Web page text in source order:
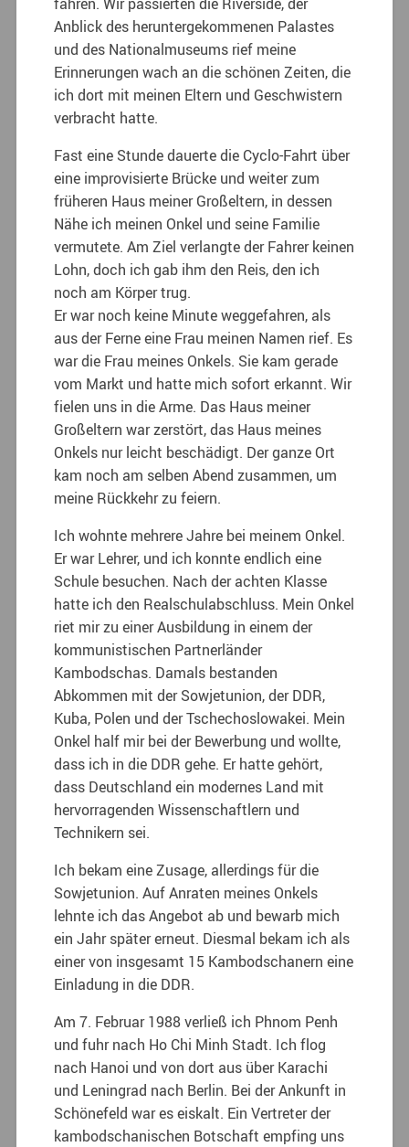
Anblick des heruntergekommenen Palastes
und des Nationalmuseums rief meine
Erinnerungen wach an die schönen Zeiten, die
ich dort mit meinen Eltern und Geschwistern
verbracht hatte.
Fast eine Stunde dauerte die Cyclo-Fahrt über
eine improvisierte Brücke und weiter zum
früheren Haus meiner Großeltern, in dessen
Nähe ich meinen Onkel und seine Familie
vermutete. Am Ziel verlangte der Fahrer keinen
Lohn, doch ich gab ihm den Reis, den ich
noch am Körper trug.
Er war noch keine Minute weggefahren, als
aus der Ferne eine Frau meinen Namen rief. Es
war die Frau meines Onkels. Sie kam gerade
vom Markt und hatte mich sofort erkannt. Wir
fielen uns in die Arme. Das Haus meiner
Großeltern war zerstört, das Haus meines
Onkels nur leicht beschädigt. Der ganze Ort
kam noch am selben Abend zusammen, um
meine Rückkehr zu feiern.
Ich wohnte mehrere Jahre bei meinem Onkel.
Er war Lehrer, und ich konnte endlich eine
Schule besuchen. Nach der achten Klasse
hatte ich den Realschulabschluss. Mein Onkel
riet mir zu einer Ausbildung in einem der
kommunistischen Partnerländer
Kambodschas. Damals bestanden
Abkommen mit der Sowjetunion, der DDR,
Kuba, Polen und der Tschechoslowakei. Mein
Onkel half mir bei der Bewerbung und wollte,
dass ich in die DDR gehe. Er hatte gehört,
dass Deutschland ein modernes Land mit
hervorragenden Wissenschaftlern und
Technikern sei.
Ich bekam eine Zusage, allerdings für die
Sowjetunion. Auf Anraten meines Onkels
lehnte ich das Angebot ab und bewarb mich
ein Jahr später erneut. Diesmal bekam ich als
einer von insgesamt 15 Kambodschanern eine
Einladung in die DDR.
Am 7. Februar 1988 verließ ich Phnom Penh
und fuhr nach Ho Chi Minh Stadt. Ich flog
nach Hanoi und von dort aus über Karachi
und Leningrad nach Berlin. Bei der Ankunft in
Schönefeld war es eiskalt. Ein Vertreter der
kambodschanischen Botschaft empfing uns